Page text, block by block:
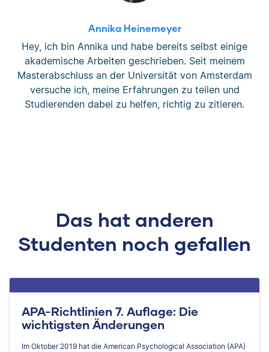
Annika Heinemeyer
Hey, ich bin Annika und habe bereits selbst einige
akademische Arbeiten geschrieben. Seit meinem
Masterabschluss an der Universität von Amsterdam
versuche ich, meine Erfahrungen zu teilen und
Studierenden dabei zu helfen, richtig zu zitieren.
Das hat anderen
Studenten noch gefallen
APA-Richtlinien 7. Auflage: Die
wichtigsten Änderungen
Im Oktober 2019 hat die American Psychological Association (APA)